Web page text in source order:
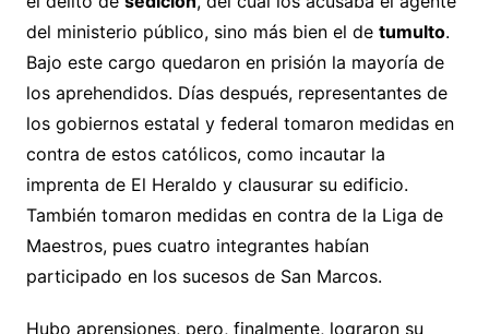
del ministerio público, sino más bien el de tumulto.
Bajo este cargo quedaron en prisión la mayoría de
los aprehendidos. Días después, representantes de
los gobiernos estatal y federal tomaron medidas en
contra de estos católicos, como incautar la
imprenta de El Heraldo y clausurar su edificio.
También tomaron medidas en contra de la Liga de
Maestros, pues cuatro integrantes habían
participado en los sucesos de San Marcos.
Hubo aprensiones, pero, finalmente, lograron su